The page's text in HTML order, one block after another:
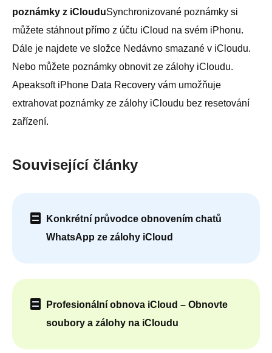
poznámky z iClouduSynchronizované poznámky si
můžete stáhnout přímo z účtu iCloud na svém iPhonu.
Dále je najdete ve složce Nedávno smazané v iCloudu.
Nebo můžete poznámky obnovit ze zálohy iCloudu.
Apeaksoft iPhone Data Recovery vám umožňuje
extrahovat poznámky ze zálohy iCloudu bez resetování
zařízení.
Související články
Konkrétní průvodce obnovením chatů
WhatsApp ze zálohy iCloud
Profesionální obnova iCloud – Obnovte
soubory a zálohy na iCloudu